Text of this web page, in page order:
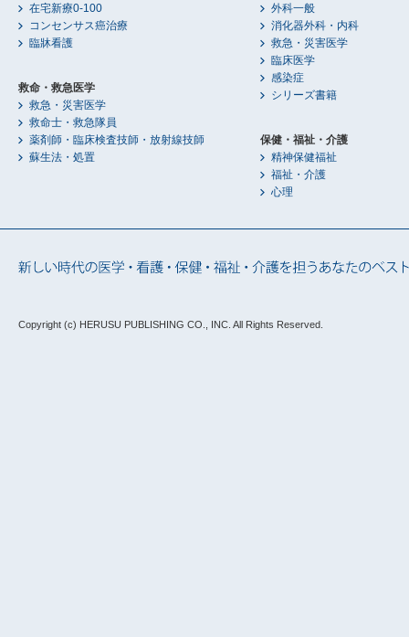
在宅新療0-100
コンセンサス癌治療
臨牀看護
救命・救急医学
救急・災害医学
救命士・救急隊員
薬剤師・臨床検査技師・放射線技師
蘇生法・処置
外科一般
消化器外科・内科
救急・災害医学
臨床医学
感染症
シリーズ書籍
保健・福祉・介護
精神保健福祉
福祉・介護
心理
Copyright (c) HERUSU PUBLISHING CO., INC. All Rights Reserved.